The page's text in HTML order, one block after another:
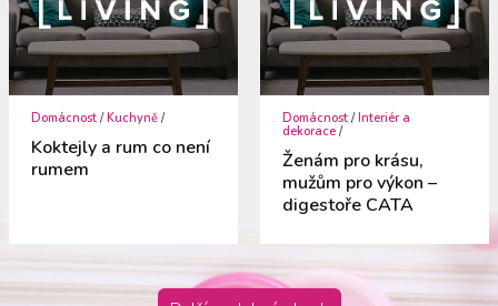
Domácnost / Kuchyně /
Koktejly a rum co není
rumem
Domácnost / Interiér a
dekorace /
Ženám pro krásu,
mužům pro výkon –
digestoře CATA